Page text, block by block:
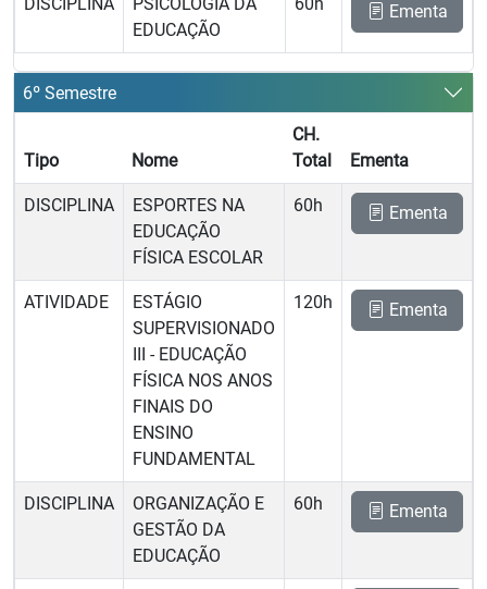
EDUCAÇÃO
Ementa
6º Semestre
Tipo Nome
CH.
Total
Ementa
DISCIPLINA
ESPORTES NA
EDUCAÇÃO
FÍSICA ESCOLAR
60h Ementa
ATIVIDADE
ESTÁGIO
SUPERVISIONADO
III - EDUCAÇÃO
FÍSICA NOS ANOS
FINAIS DO
ENSINO
FUNDAMENTAL
120h Ementa
DISCIPLINA
ORGANIZAÇÃO E
GESTÃO DA
EDUCAÇÃO
60h Ementa